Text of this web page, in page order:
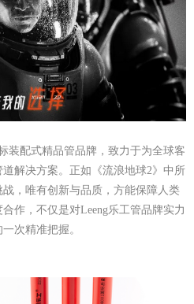
装配式精品管品牌，致力于为全球客
解决方案。正如《流浪地球2》中所
，唯有创新与品质，方能保障人类
作，不仅是对Leeng乐工管品牌实力
次精准把握。